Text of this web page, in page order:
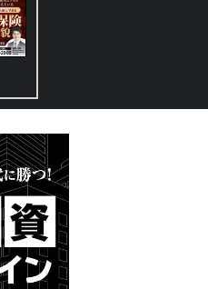
！／補助金から実需へ、知られ